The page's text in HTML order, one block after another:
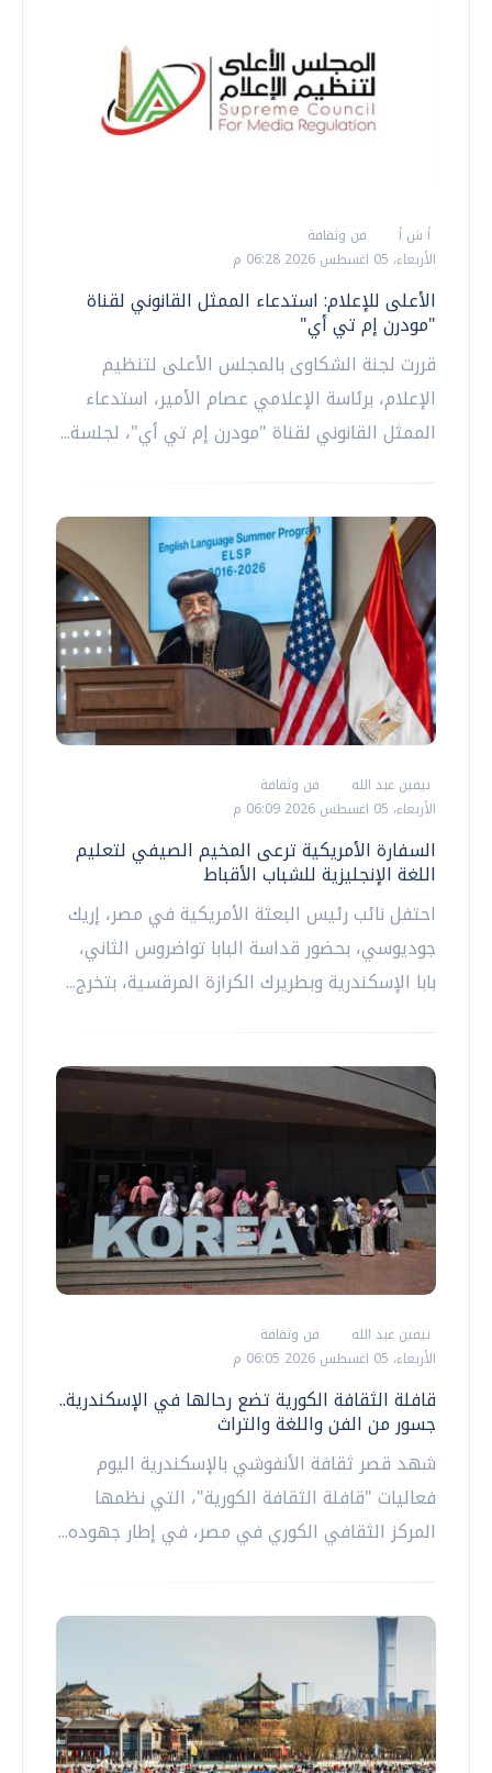
أ ش أ
فن وثقافة
الأربعاء، 05 اغسطس 2026 06:28 م
الأعلى للإعلام: استدعاء الممثل القانوني لقناة
"مودرن إم تي أي"
قررت لجنة الشكاوى بالمجلس الأعلى لتنظيم
الإعلام، برئاسة الإعلامي عصام الأمير، استدعاء
الممثل القانوني لقناة "مودرن إم تي أي"، لجلسة...
نيفين عبد الله
فن وثقافة
الأربعاء، 05 اغسطس 2026 06:09 م
السفارة الأمريكية ترعى المخيم الصيفي لتعليم
اللغة الإنجليزية للشباب الأقباط
احتفل نائب رئيس البعثة الأمريكية في مصر، إريك
جوديوسي، بحضور قداسة البابا تواضروس الثاني،
بابا الإسكندرية وبطريرك الكرازة المرقسية، بتخرج...
نيفين عبد الله
فن وثقافة
الأربعاء، 05 اغسطس 2026 06:05 م
قافلة الثقافة الكورية تضع رحالها في الإسكندرية..
جسور من الفن واللغة والتراث
شهد قصر ثقافة الأنفوشي بالإسكندرية اليوم
فعاليات "قافلة الثقافة الكورية"، التي نظمها
المركز الثقافي الكوري في مصر، في إطار جهوده...